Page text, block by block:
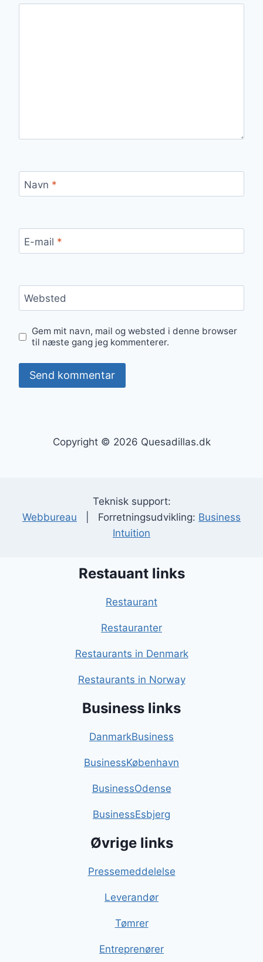
Navn *
E-mail *
Websted
Gem mit navn, mail og websted i denne browser
til næste gang jeg kommenterer.
Copyright © 2026 Quesadillas.dk
Teknisk support:
Webbureau | Forretningsudvikling: Business
Intuition
Restauant links
Restaurant
Restauranter
Restaurants in Denmark
Restaurants in Norway
Business links
DanmarkBusiness
BusinessKøbenhavn
BusinessOdense
BusinessEsbjerg
Øvrige links
Pressemeddelelse
Leverandør
Tømrer
Entreprenører